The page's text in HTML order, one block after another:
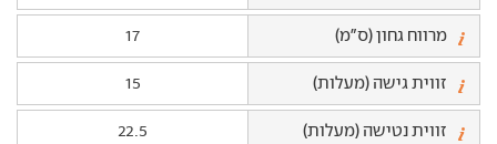
מרווח גחון (ס"מ) 17
זווית גישה (מעלות) 15
זווית נטישה (מעלות) 22.5